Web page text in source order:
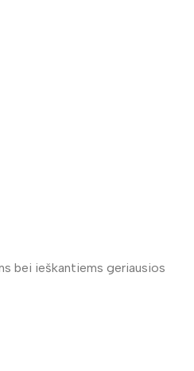
bei ieškantiems geriausios